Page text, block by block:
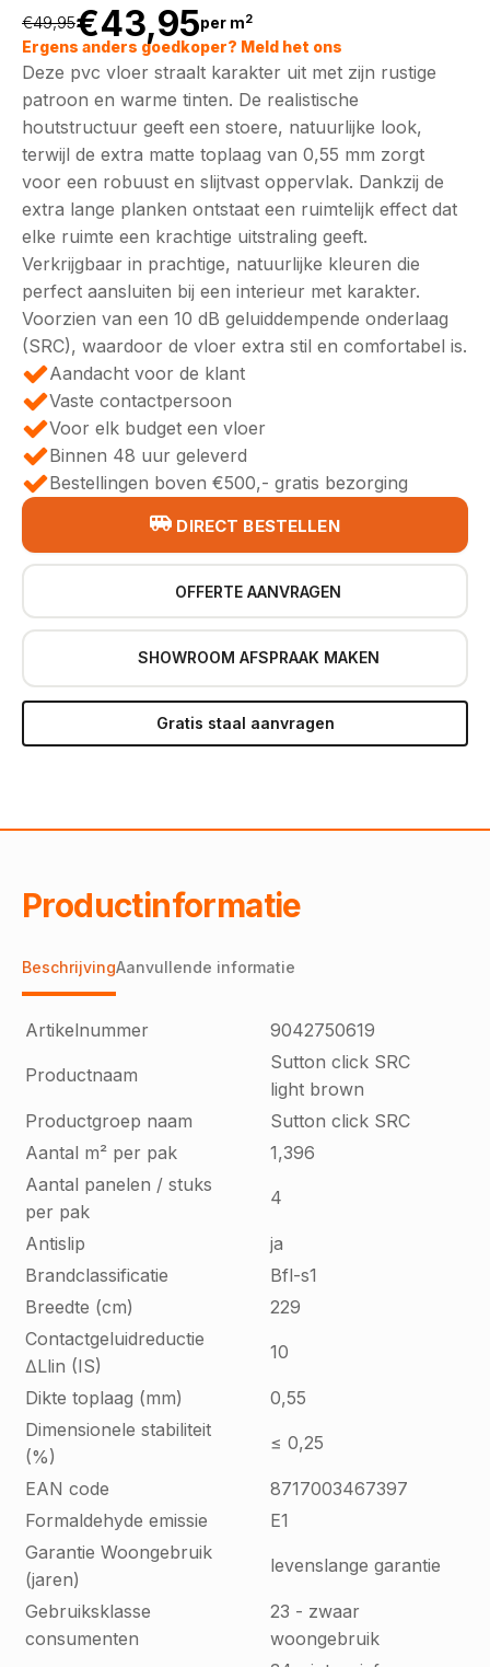
€49,95
Oorspronkelijke
prijs
was:
€49,95.
€43,95
Huidige
prijs
is:
€43,95.
per m2
Ergens anders goedkoper? Meld het ons
Deze pvc vloer straalt karakter uit met zijn rustige
patroon en warme tinten. De realistische
houtstructuur geeft een stoere, natuurlijke look,
terwijl de extra matte toplaag van 0,55 mm zorgt
voor een robuust en slijtvast oppervlak. Dankzij de
extra lange planken ontstaat een ruimtelijk effect dat
elke ruimte een krachtige uitstraling geeft.
Verkrijgbaar in prachtige, natuurlijke kleuren die
perfect aansluiten bij een interieur met karakter.
Voorzien van een 10 dB geluiddempende onderlaag
(SRC), waardoor de vloer extra stil en comfortabel is.
Aandacht voor de klant
Vaste contactpersoon
Voor elk budget een vloer
Binnen 48 uur geleverd
Bestellingen boven €500,- gratis bezorging
DIRECT BESTELLEN
OFFERTE AANVRAGEN
SHOWROOM AFSPRAAK MAKEN
Gratis staal aanvragen
Productinformatie
BeschrijvingAanvullende informatie
Artikelnummer 9042750619
Productnaam
Sutton click SRC
light brown
Productgroep naam
Sutton click SRC
Aantal m² per pak
1,396
Aantal panelen / stuks
per pak
4
Antislip
ja
Brandclassificatie
Bfl-s1
Breedte (cm)
229
Contactgeluidreductie
∆Llin (IS)
10
Dikte toplaag (mm)
0,55
Dimensionele stabiliteit
(%)
≤ 0,25
EAN code
8717003467397
Formaldehyde emissie
E1
Garantie Woongebruik
(jaren)
levenslange garantie
Gebruiksklasse
consumenten
23 - zwaar
woongebruik